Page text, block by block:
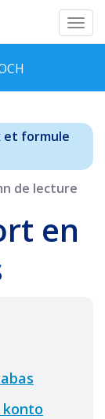
et formule
de lecture
en
konto